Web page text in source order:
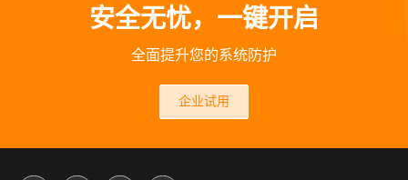
安全无忧，一键开启
全面提升您的系统防护
企业试用